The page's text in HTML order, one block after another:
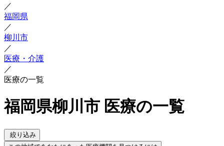
／
福岡県
／
柳川市
／
医療・介護
／
医療の一覧
福岡県柳川市 医療の一覧
絞り込み